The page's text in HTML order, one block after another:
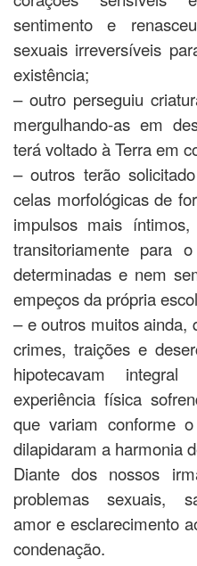
sentimento e
sexuais irreversíveis
existência;
– outro perseguiu
mergulhando-as em
terá voltado à Terra em
– outros terão
celas morfológicas de
impulsos mais
transitoriamente para
determinadas e nem
empeços da própria
– e outros muitos ainda,
crimes, traições e
hipotecavam
experiência física
que variam conforme
dilapidaram a harmonia
Diante dos nossos
problemas sexuais,
amor e esclarecimento
condenação.